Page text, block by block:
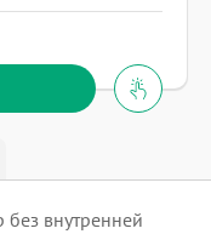
внутренней